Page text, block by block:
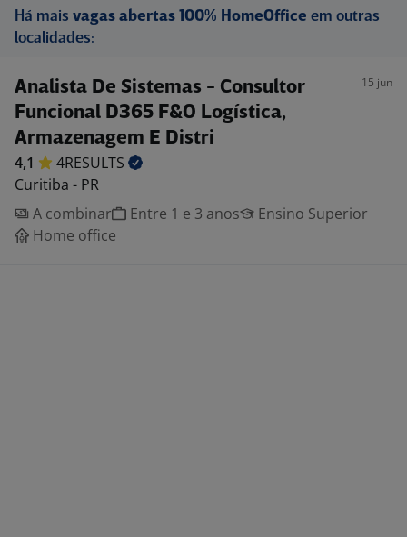
Há mais vagas abertas 100% HomeOffice em outras
localidades:
Analista De Sistemas - Consultor
Funcional D365 F&O Logística,
Armazenagem E Distri
15 jun
4,1
4RESULTS
Curitiba - PR
A combinar
Entre 1 e 3 anos
Ensino Superior
Home office